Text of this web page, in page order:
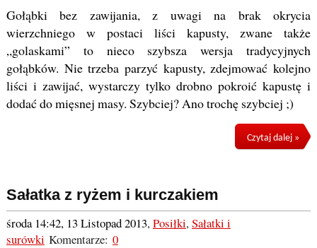
Gołąbki bez zawijania, z uwagi na brak okrycia
wierzchniego w postaci liści kapusty, zwane także
„golaskami” to nieco szybsza wersja tradycyjnych
gołąbków. Nie trzeba parzyć kapusty, zdejmować kolejno
liści i zawijać, wystarczy tylko drobno pokroić kapustę i
dodać do mięsnej masy. Szybciej? Ano trochę szybciej ;)
Czytaj dalej »
Sałatka z ryżem i kurczakiem
środa 14:42, 13 Listopad 2013, Posiłki, Sałatki i
surówki Komentarze: 0